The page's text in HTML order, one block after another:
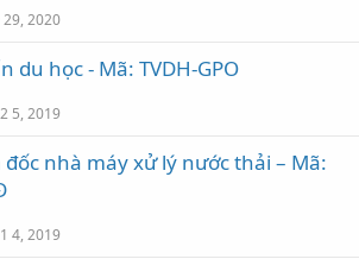
29, 2020
du học - Mã: TVDH-GPO
5, 2019
đốc nhà máy xử lý nước thải – Mã:
4, 2019